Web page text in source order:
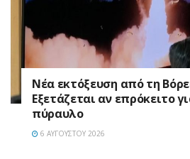
Νέα εκτόξευση από τη
Εξετάζεται αν επρόκειτο
πύραυλο
6 ΑΥΓΟΎΣΤΟΥ 2026